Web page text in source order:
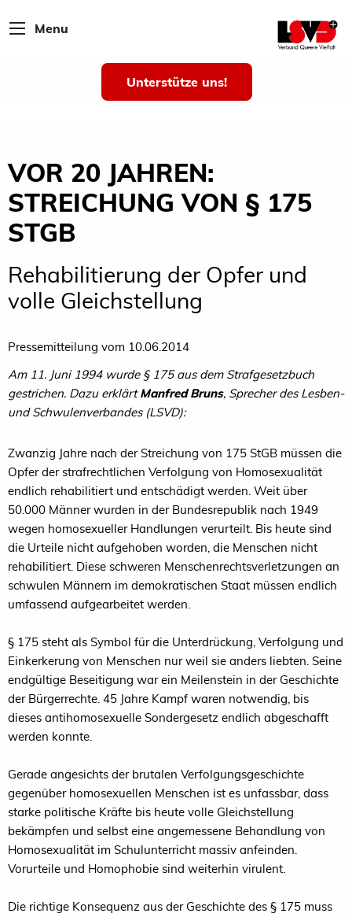
Menu
Unterstütze uns!
VOR 20 JAHREN:
STREICHUNG VON § 175
STGB
Rehabilitierung der Opfer und
volle Gleichstellung
Pressemitteilung vom 10.06.2014
Am 11. Juni 1994 wurde § 175 aus dem Strafgesetzbuch
gestrichen. Dazu erklärtManfred Bruns, Sprecher des Lesben-
und Schwulenverbandes (LSVD):
Zwanzig Jahre nach der Streichung von 175 StGB müssen die
Opfer der strafrechtlichen Verfolgung von Homosexualität
endlich rehabilitiert und entschädigt werden. Weit über
50.000 Männer wurden in der Bundesrepublik nach 1949
wegen homosexueller Handlungen verurteilt. Bis heute sind
die Urteile nicht aufgehoben worden, die Menschen nicht
rehabilitiert. Diese schweren Menschenrechtsverletzungen an
schwulen Männern im demokratischen Staat müssen endlich
umfassend aufgearbeitet werden.
§ 175 steht als Symbol für die Unterdrückung, Verfolgung und
Einkerkerung von Menschen nur weil sie anders liebten. Seine
endgültige Beseitigung war ein Meilenstein in der Geschichte
der Bürgerrechte. 45 Jahre Kampf waren notwendig, bis
dieses antihomosexuelle Sondergesetz endlich abgeschafft
werden konnte.
Gerade angesichts der brutalen Verfolgungsgeschichte
gegenüber homosexuellen Menschen ist es unfassbar, dass
starke politische Kräfte bis heute volle Gleichstellung
bekämpfen und selbst eine angemessene Behandlung von
Homosexualität im Schulunterricht massiv anfeinden.
Vorurteile und Homophobie sind weiterhin virulent.
Die richtige Konsequenz aus der Geschichte des § 175 muss